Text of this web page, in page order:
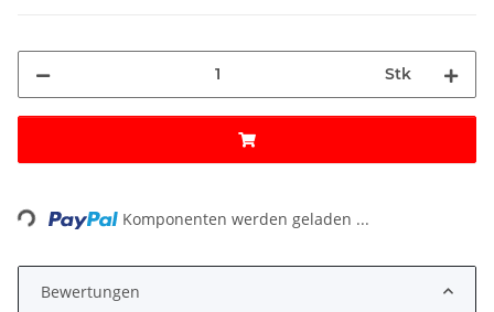
Stk
Komponenten werden geladen ...
Bewertungen